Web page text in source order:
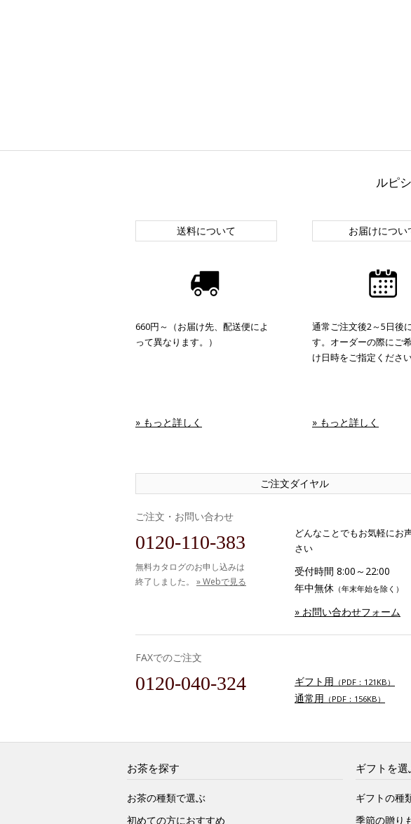
ルピ
送料について
660円～（お届け先、配送便によ
って異なります。）
» もっと詳しく
お届けについ
通常ご注文後2～5日後
す。オーダーの際にご
け日時をご指定ください
» もっと詳しく
ご注文ダイヤル
ご注文・お問い合わせ
0120-110-383
無料カタログのお申し込みは
終了しました。 » Webで見る
どんなことでもお気軽にお
さい
受付時間 8:00～22:00
年中無休 （年末年始を除く）
» お問い合わせフォーム
FAXでのご注文
0120-040-324 ギフト用 （PDF：121KB）
通常用 （PDF：156KB）
お茶を探す
お茶の種類で選ぶ
初めての方におすすめ
ギフトを選
ギフトの種
季節の贈り